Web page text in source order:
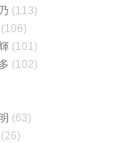
(113)
(106)
(101)
(102)
(63)
(26)